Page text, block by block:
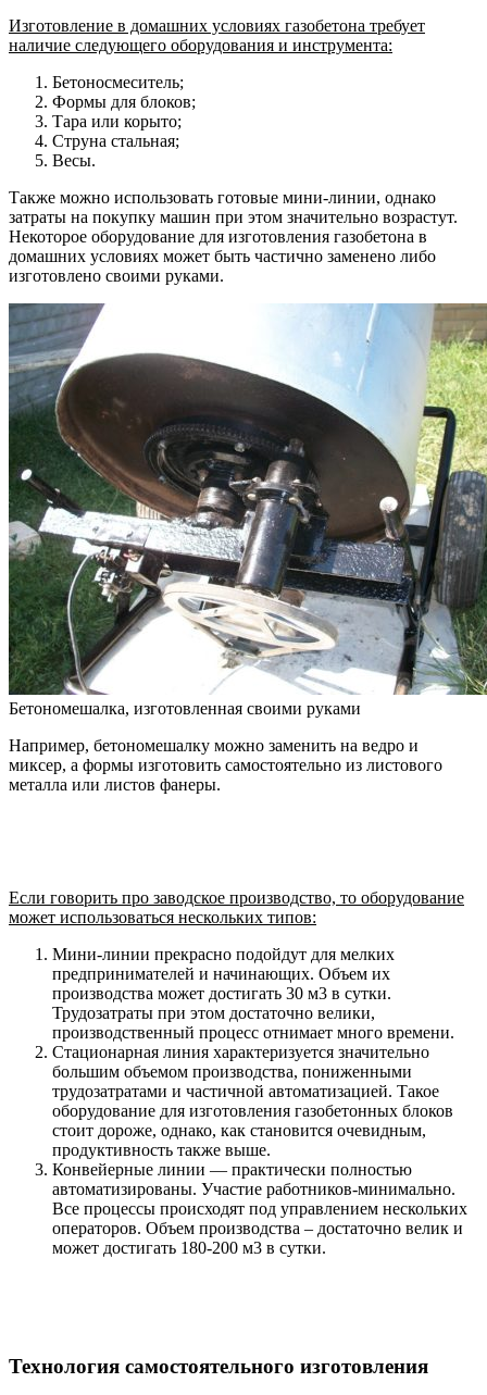
Изготовление в домашних условиях газобетона требует
наличие следующего оборудования и инструмента:
Бетоносмеситель;
Формы для блоков;
Тара или корыто;
Струна стальная;
Весы.
Также можно использовать готовые мини-линии, однако
затраты на покупку машин при этом значительно возрастут.
Некоторое оборудование для изготовления газобетона в
домашних условиях может быть частично заменено либо
изготовлено своими руками.
Бетономешалка, изготовленная своими руками
Например, бетономешалку можно заменить на ведро и
миксер, а формы изготовить самостоятельно из листового
металла или листов фанеры.
Если говорить про заводское производство, то оборудование
может использоваться нескольких типов:
Мини-линии прекрасно подойдут для мелких
предпринимателей и начинающих. Объем их
производства может достигать 30 м3 в сутки.
Трудозатраты при этом достаточно велики,
производственный процесс отнимает много времени.
Стационарная линия характеризуется значительно
большим объемом производства, пониженными
трудозатратами и частичной автоматизацией. Такое
оборудование для изготовления газобетонных блоков
стоит дороже, однако, как становится очевидным,
продуктивность также выше.
Конвейерные линии — практически полностью
автоматизированы. Участие работников-минимально.
Все процессы происходят под управлением нескольких
операторов. Объем производства – достаточно велик и
может достигать 180-200 м3 в сутки.
Технология самостоятельного изготовления